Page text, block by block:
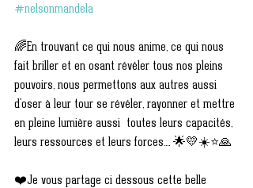
#nelsonmandela
🌈En trouvant ce qui nous anime, ce qui nous
fait briller et en osant révéler tous nos pleins
pouvoirs, nous permettons aux autres aussi
d'oser à leur tour se révéler, rayonner et mettre
en pleine lumière aussi  toutes leurs capacités,
leurs ressources et leurs forces.... 🌟💛☀️⭐🙏
❤️Je vous partage ci dessous cette belle